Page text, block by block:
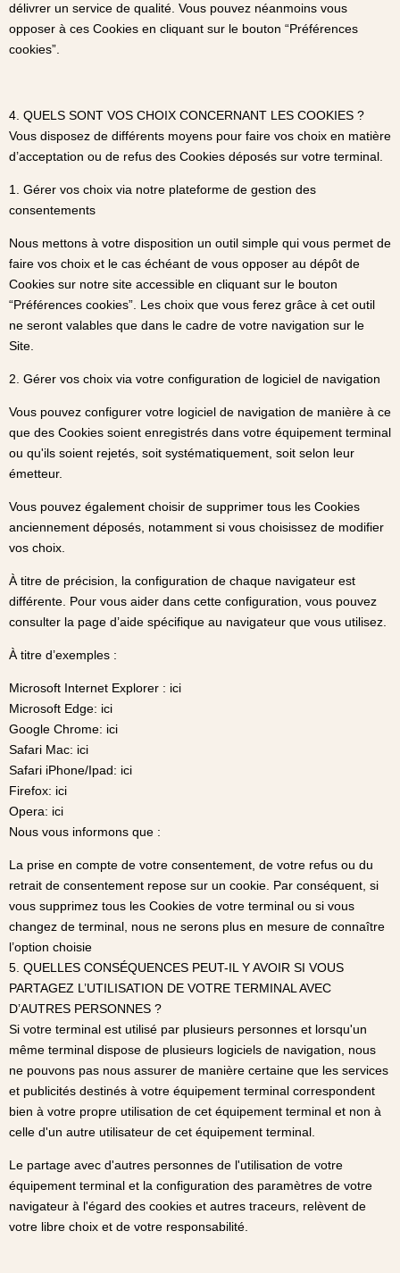
délivrer un service de qualité. Vous pouvez néanmoins vous
opposer à ces Cookies en cliquant sur le bouton “Préférences
cookies”.
4. QUELS SONT VOS CHOIX CONCERNANT LES COOKIES ?
Vous disposez de différents moyens pour faire vos choix en matière
d’acceptation ou de refus des Cookies déposés sur votre terminal.
1. Gérer vos choix via notre plateforme de gestion des
consentements
Nous mettons à votre disposition un outil simple qui vous permet de
faire vos choix et le cas échéant de vous opposer au dépôt de
Cookies sur notre site accessible en cliquant sur le bouton
“Préférences cookies”. Les choix que vous ferez grâce à cet outil
ne seront valables que dans le cadre de votre navigation sur le
Site.
2. Gérer vos choix via votre configuration de logiciel de navigation
Vous pouvez configurer votre logiciel de navigation de manière à ce
que des Cookies soient enregistrés dans votre équipement terminal
ou qu'ils soient rejetés, soit systématiquement, soit selon leur
émetteur.
Vous pouvez également choisir de supprimer tous les Cookies
anciennement déposés, notamment si vous choisissez de modifier
vos choix.
À titre de précision, la configuration de chaque navigateur est
différente. Pour vous aider dans cette configuration, vous pouvez
consulter la page d’aide spécifique au navigateur que vous utilisez.
À titre d’exemples :
Microsoft Internet Explorer : ici
Microsoft Edge: ici
Google Chrome: ici
Safari Mac: ici
Safari iPhone/Ipad: ici
Firefox: ici
Opera: ici
Nous vous informons que :
La prise en compte de votre consentement, de votre refus ou du
retrait de consentement repose sur un cookie. Par conséquent, si
vous supprimez tous les Cookies de votre terminal ou si vous
changez de terminal, nous ne serons plus en mesure de connaître
l’option choisie
5. QUELLES CONSÉQUENCES PEUT-IL Y AVOIR SI VOUS
PARTAGEZ L’UTILISATION DE VOTRE TERMINAL AVEC
D’AUTRES PERSONNES ?
Si votre terminal est utilisé par plusieurs personnes et lorsqu'un
même terminal dispose de plusieurs logiciels de navigation, nous
ne pouvons pas nous assurer de manière certaine que les services
et publicités destinés à votre équipement terminal correspondent
bien à votre propre utilisation de cet équipement terminal et non à
celle d'un autre utilisateur de cet équipement terminal.
Le partage avec d'autres personnes de l'utilisation de votre
équipement terminal et la configuration des paramètres de votre
navigateur à l'égard des cookies et autres traceurs, relèvent de
votre libre choix et de votre responsabilité.